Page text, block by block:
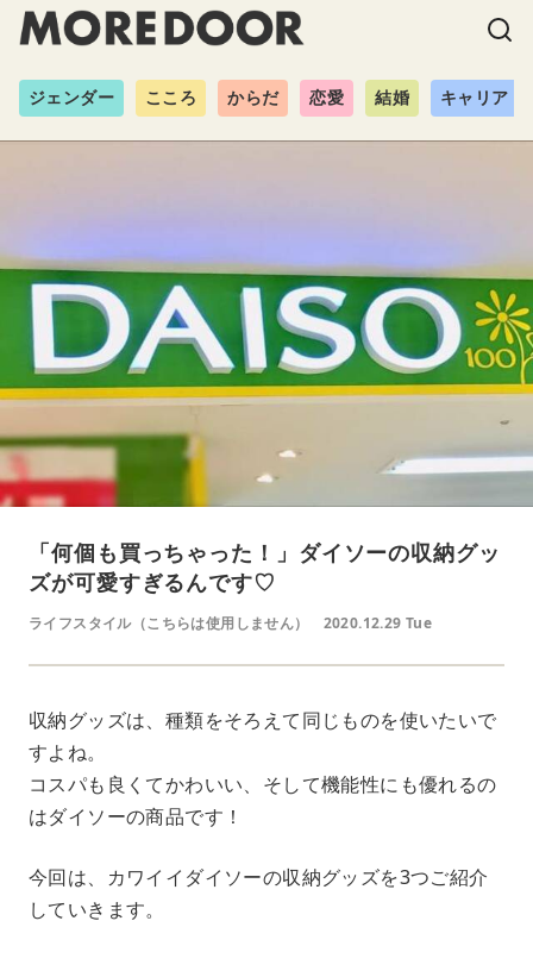
ジェンダー こころ からだ 恋愛 結婚 キャリア
「何個も買っちゃった！」ダイソーの収納グッ
ズが可愛すぎるんです♡
ライフスタイル（こちらは使用しません） 2020.12.29 Tue
収納グッズは、種類をそろえて同じものを使いたいで
すよね。
コスパも良くてかわいい、そして機能性にも優れるの
はダイソーの商品です！
今回は、カワイイダイソーの収納グッズを3つご紹介
していきます。